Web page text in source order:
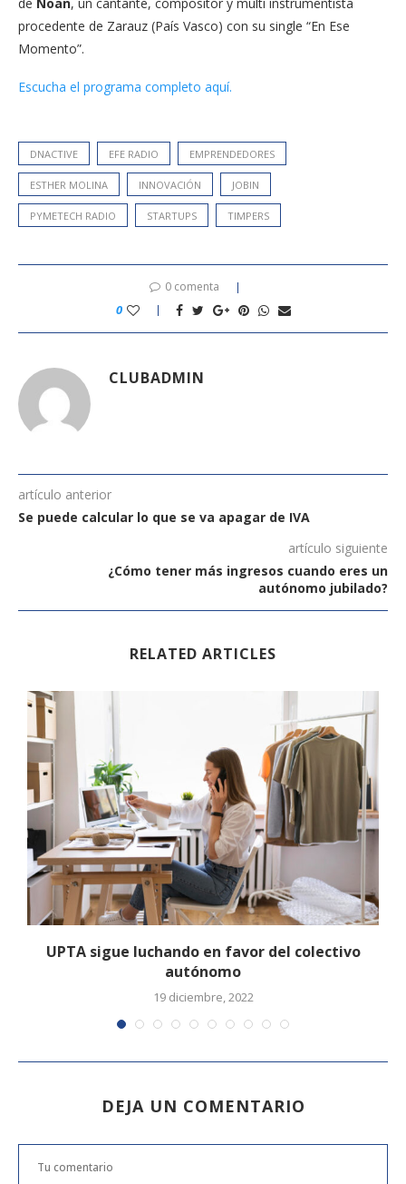
procedente de Zarauz (País Vasco) con su single “En Ese
Momento”.
Escucha el programa completo aquí.
DNACTIVE EFE RADIO EMPRENDEDORES
ESTHER MOLINA INNOVACIÓN JOBIN
PYMETECH RADIO STARTUPS TIMPERS
0 comenta
0
CLUBADMIN
artículo anterior
Se puede calcular lo que se va apagar de IVA
artículo siguiente
¿Cómo tener más ingresos cuando eres un
autónomo jubilado?
RELATED ARTICLES
UPTA sigue luchando en favor del colectivo
autónomo
19 diciembre, 2022
DEJA UN COMENTARIO